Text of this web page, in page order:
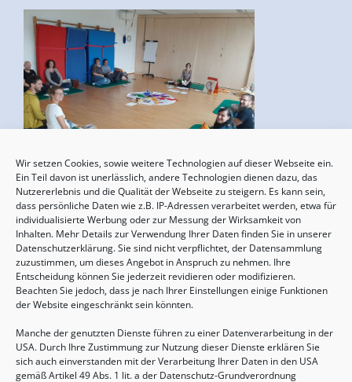
Wir setzen Cookies, sowie weitere Technologien auf dieser Webseite ein.
Ein Teil davon ist unerlässlich, andere Technologien dienen dazu, das
Nutzererlebnis und die Qualität der Webseite zu steigern. Es kann sein,
dass persönliche Daten wie z.B. IP-Adressen verarbeitet werden, etwa für
individualisierte Werbung oder zur Messung der Wirksamkeit von
Inhalten. Mehr Details zur Verwendung Ihrer Daten finden Sie in unserer
Datenschutzerklärung. Sie sind nicht verpflichtet, der Datensammlung
zuzustimmen, um dieses Angebot in Anspruch zu nehmen. Ihre
Entscheidung können Sie jederzeit revidieren oder modifizieren.
Beachten Sie jedoch, dass je nach Ihrer Einstellungen einige Funktionen
der Website eingeschränkt sein könnten.
Manche der genutzten Dienste führen zu einer Datenverarbeitung in der
USA. Durch Ihre Zustimmung zur Nutzung dieser Dienste erklären Sie
sich auch einverstanden mit der Verarbeitung Ihrer Daten in den USA
gemäß Artikel 49 Abs. 1 lit. a der Datenschutz-Grundverordnung
Geburtsvorbereitung
15.08.2026, 10:00 - 17:00 Uhr